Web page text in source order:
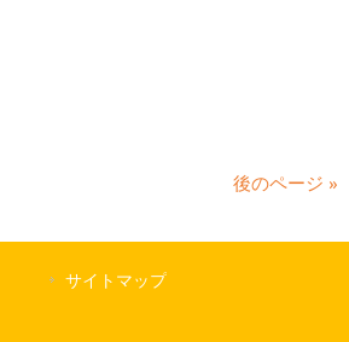
後のページ »
サイトマップ